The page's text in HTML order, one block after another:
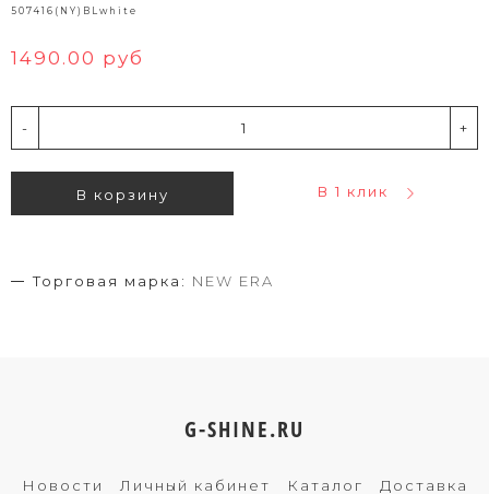
507416(NY)BLwhite
1490.00 руб
- +
В корзину В 1 клик
Торговая марка: NEW ERA
G-SHINE.RU
Новости Личный кабинет Каталог Доставка